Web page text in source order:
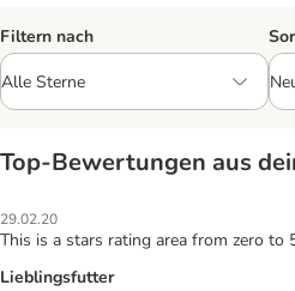
Filtern nach
Top‑Bewertungen aus
29.02.20
This is a stars rating area from zero to
Lieblingsfutter